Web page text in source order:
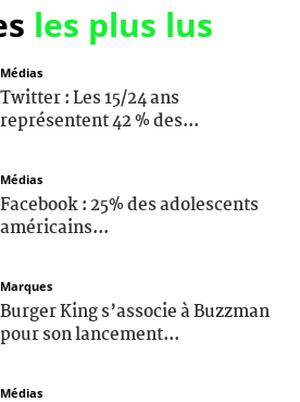
les plus lus
Médias
Twitter : Les 15/24 ans
représentent 42 % des...
Médias
Facebook : 25% des adolescents
américains...
Marques
Burger King s’associe à Buzzman
pour son lancement...
Médias